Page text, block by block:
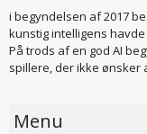
i begyndelsen af 2017
kunstig intelligens
På trods af en god AI
spillere, der ikke ønsker
Menu